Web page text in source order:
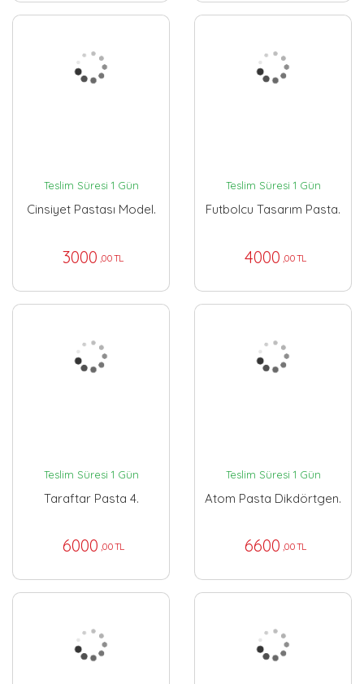
Teslim Süresi 1 Gün
Cinsiyet Pastası Model.
3000 ,00 TL
Teslim Süresi 1 Gün
Futbolcu Tasarım Pasta.
4000 ,00 TL
Teslim Süresi 1 Gün
Taraftar Pasta 4.
6000 ,00 TL
Teslim Süresi 1 Gün
Atom Pasta Dikdörtgen.
6600 ,00 TL